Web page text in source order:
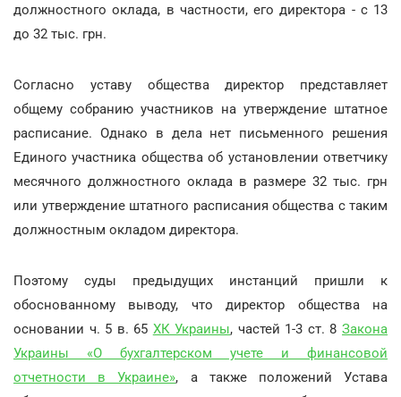
должностного оклада, в частности, его директора - с 13
до 32 тыс. грн.
Согласно уставу общества директор представляет
общему собранию участников на утверждение штатное
расписание. Однако в дела нет письменного решения
Единого участника общества об установлении ответчику
месячного должностного оклада в размере 32 тыс. грн
или утверждение штатного расписания общества с таким
должностным окладом директора.
Поэтому суды предыдущих инстанций пришли к
обоснованному выводу, что директор общества на
основании ч. 5 в. 65 ХК Украины, частей 1-3 ст. 8Закона
Украины «О бухгалтерском учете и финансовой
отчетности в Украине», а также положений Устава